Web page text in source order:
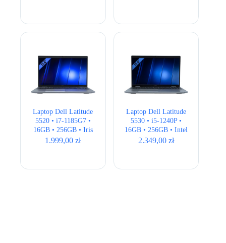
Laptop Dell Latitude
5520 • i7-1185G7 •
16GB • 256GB • Iris
Xe • 15,6″ Full HD
1.999,00zł
Laptop Dell Latitude
5530 • i5-1240P •
16GB • 256GB • Intel
UHD • 15,6 ” Full
2.349,00 zł